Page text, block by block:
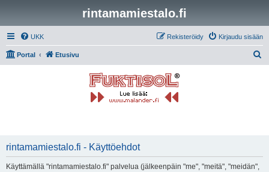
rintamamiestalo.fi
UKK Kirjaudu sisään
Rekisteröidy
Portal Etusivu
rintamamiestalo.fi - Käyttöehdot
Käyttämällä "rintamamiestalo.fi" palvelua (jälkeenpäin "me", "meitä", "meidän",